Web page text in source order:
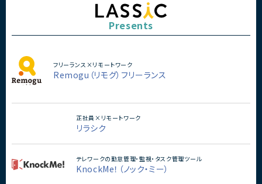
Presents
フリーランス×リモートワーク
Remogu（リモグ）フリーランス
正社員×リモートワーク
リラシク
テレワークの勤怠管理・監視・タスク管理ツール
KnockMe！（ノック・ミー）